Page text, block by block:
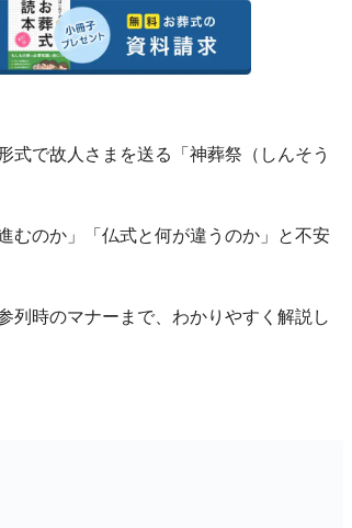
式で故人さまを送る「神葬祭（しんそう
むのか」「仏式と何が違うのか」と不安
列時のマナーまで、わかりやすく解説し